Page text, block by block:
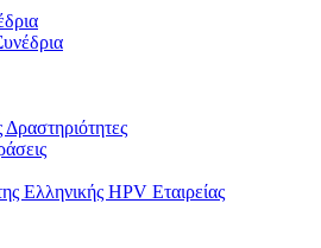
Δραστηριότητες
Ελληνικής HPV Εταιρείας